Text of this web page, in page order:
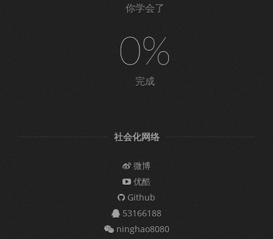
你学会了
0%
完成
社会化网络
微博
优酷
Github
53166188
ninghao8080